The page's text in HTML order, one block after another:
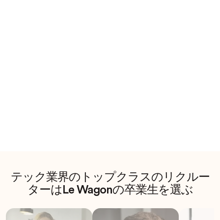
テック業界のトップクラスのリクルー
ターはLe Wagonの卒業生を選ぶ